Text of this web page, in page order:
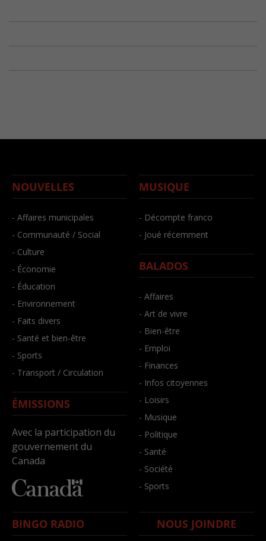
NOUVELLES
- Affaires municipales
- Communauté / Social
- Culture
- Économie
- Éducation
- Environnement
- Faits divers
- Santé et bien-être
- Sports
- Transport / Circulation
ÉMISSIONS
Avec la participation du
gouvernement du
Canada
MUSIQUE
- Décompte franco
- Joué récemment
BALADOS
- Affaires
- Art de vivre
- Bien-être
- Emploi
- Finances
- Infos citoyennes
- Loisirs
- Musique
- Politique
- Santé
- Société
- Sports
BINGO RADIO NOUS JOINDRE